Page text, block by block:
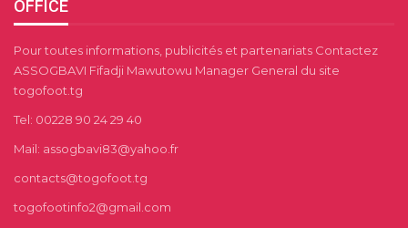
OFFICE
Pour toutes informations, publicités et partenariats Contactez
ASSOGBAVI Fifadji Mawutowu Manager General du site
togofoot.tg
Tel: 00228 90 24 29 40
Mail: assogbavi83@yahoo.fr
contacts@togofoot.tg
togofootinfo2@gmail.com